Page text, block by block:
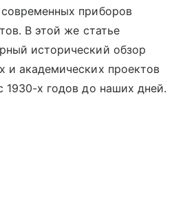
приборов
В этой же статье
исторический обзор
и академических проектов
х годов до наших дней.